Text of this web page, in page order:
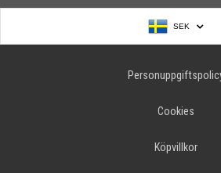
SEK
Cookies
Köpvillkor